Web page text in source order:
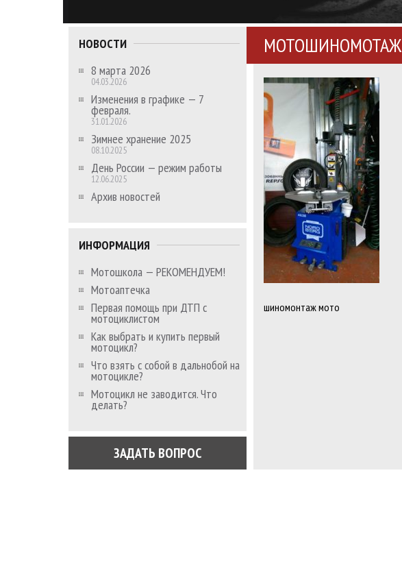
НОВОСТИ
8 марта 2026
04.03.2026
Изменения в графике — 7
февраля.
31.01.2026
Зимнее хранение 2025
08.10.2025
День России — режим работы
12.06.2025
Архив новостей
ИНФОРМАЦИЯ
Мотошкола — РЕКОМЕНДУЕМ!
Мотоаптечка
Первая помощь при ДТП с
мотоциклистом
Как выбрать и купить первый
мотоцикл?
Что взять с собой в дальнобой на
мотоцикле?
Мотоцикл не заводится. Что
делать?
ЗАДАТЬ ВОПРОС
МОТОШИНОМОТАЖ
шиномонтаж мото